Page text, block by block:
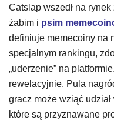
Catslap wszedł na
żabim i psim
definiuje memecoiny na
specjalnym rankingu,
„uderzenie” na
rewelacyjnie. Pula
gracz może wziąć
które są przyznawane